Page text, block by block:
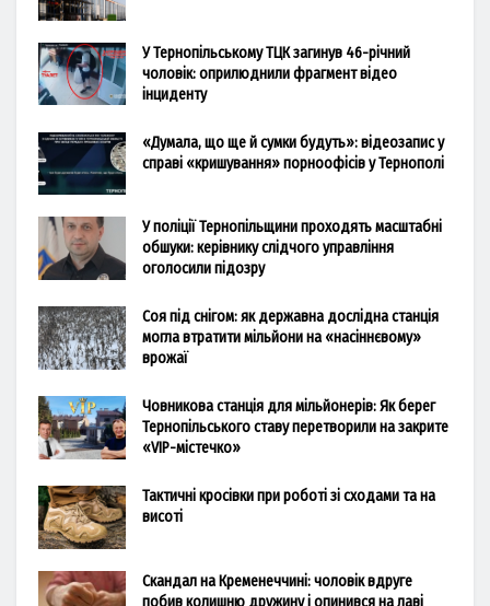
У Тернопільському ТЦК загинув 46-річний
чоловік: оприлюднили фрагмент відео
інциденту
«Думала, що ще й сумки будуть»: відеозапис у
справі «кришування» порноофісів у Тернополі
У поліції Тернопільщини проходять масштабні
обшуки: керівнику слідчого управління
оголосили підозру
Соя під снігом: як державна дослідна станція
могла втратити мільйони на «насіннєвому»
врожаї
Човникова станція для мільйонерів: Як берег
Тернопільського ставу перетворили на закрите
«VIP-містечко»
Тактичні кросівки при роботі зі сходами та на
висоті
Скандал на Кременеччині: чоловік вдруге
побив колишню дружину і опинився на лаві